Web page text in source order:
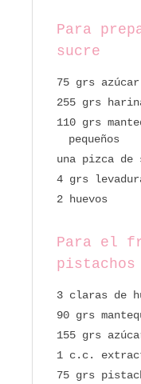
Para
sucre
75 grs azúcar
255 grs
110 grs
pequeños
una pizca de
4 grs
2 huevos
Para el
pistachos
3 claras de
90 grs
155 grs
1 c.c.
75 grs